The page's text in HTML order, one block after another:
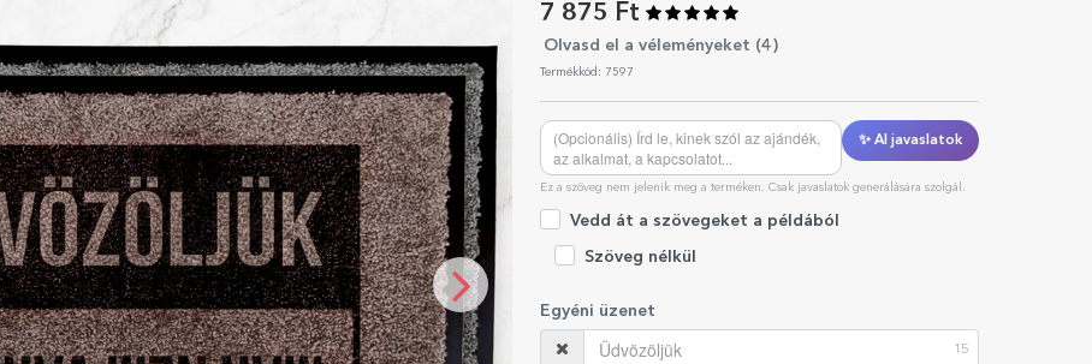
7 875 Ft
Olvasd el a véleményeket (4 )
Termékkód: 7597
✨ AI javaslatok
Ez a szöveg nem jelenik meg a terméken. Csak javaslatok generálására szolgál.
Vedd át a szövegeket a példából
Szöveg nélkül
Egyéni üzenet
15